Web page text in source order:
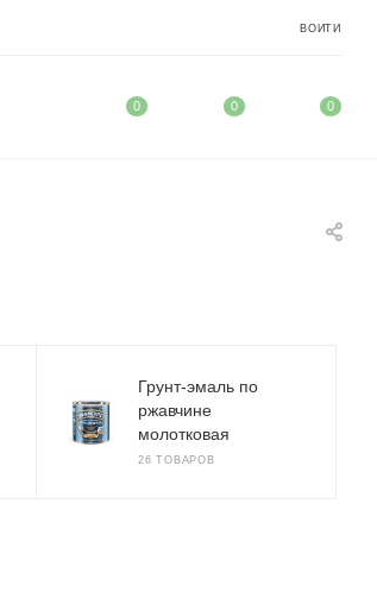
ВОЙТИ
0 0 0
Грунт-эмаль по
ржавчине
молотковая
26 ТОВАРОВ